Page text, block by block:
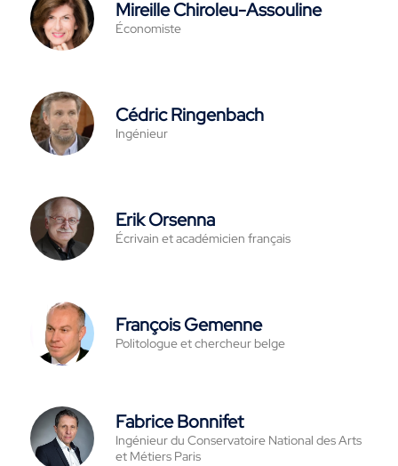
Mireille Chiroleu-Assouline
Économiste
Cédric Ringenbach
Ingénieur
Erik Orsenna
Écrivain et académicien français
François Gemenne
Politologue et chercheur belge
Fabrice Bonnifet
Ingénieur du Conservatoire National des Arts
et Métiers Paris